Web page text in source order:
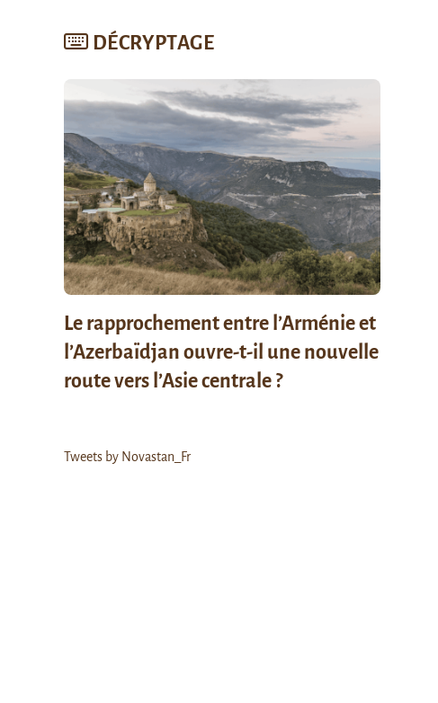
DÉCRYPTAGE
Le rapprochement entre l’Arménie et
l’Azerbaïdjan ouvre-t-il une nouvelle
route vers l’Asie centrale ?
Tweets by Novastan_Fr